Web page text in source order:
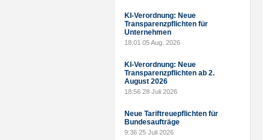
KI-Verordnung: Neue
Transparenzpflichten für
Unternehmen
18:01 05 Aug. 2026
KI-Verordnung: Neue
Transparenzpflichten ab 2.
August 2026
18:56 28 Juli 2026
Neue Tariftreuepflichten für
Bundesaufträge
9:36 25 Juli 2026